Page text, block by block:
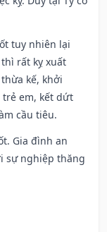
tuy nhiên lại
rất kỵ xuất
kế, khởi
em, kết dứt
cầu tiêu.
Gia đình an
sự nghiệp thăng